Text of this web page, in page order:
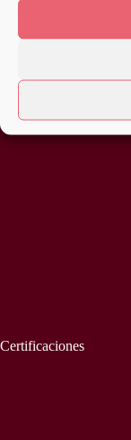
Certificaciones